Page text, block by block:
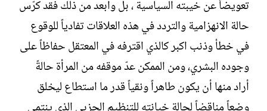
تعويضاً عن خيبته السياسية ، بل وابعد من ذلك فقد كرّس
حالة الانهزامية والتردد في هذه العلاقات تفادياً للوقوع
في خطأ وذنب اكبر كالذي اقترفه في المعتقل حفاظاً على
وجوده البشري، ومن الممكن عدّ موقفه من المرأة حالةً
أراد منها أن يكون طاهراً ونقياً قدر ما استطاع ليخلق